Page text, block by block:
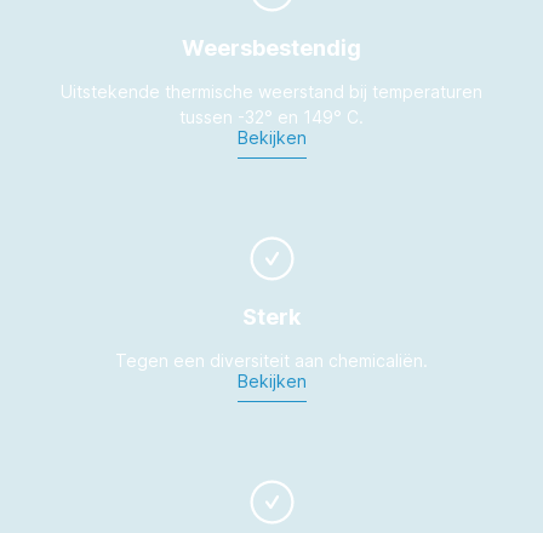
Weersbestendig
Uitstekende thermische weerstand bij temperaturen
tussen -32° en 149° C.
Bekijken
Sterk
Tegen een diversiteit aan chemicaliën.
Bekijken